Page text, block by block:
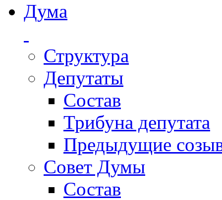
Дума
Структура
Депутаты
Состав
Трибуна депутата
Предыдущие
Совет Думы
Состав